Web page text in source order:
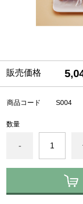
販売価格
商品コード S004
数量
-